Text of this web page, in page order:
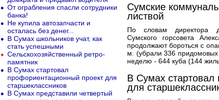
Сумские
листвой
По словам директора
Сумского горсовета
продолжают бороться с
м. (убрали 336
неделю - 644 куба (144
В Сумах стартовал
для
От ограбления спасли сотрудники
банка!
Не купила автозапчасти и
осталась без денег...
В Сумах школьников учат, как
стать успешными
Сельскохозяйственный ретро-
памятник
В Сумах стартовал
профориентационный проект для
старшеклассников
В Сумах представили четвертый